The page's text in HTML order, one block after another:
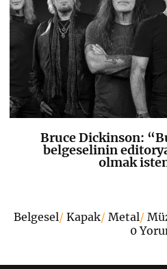
K
Bruce Dickinson:
belgeselinin
olmak
Belgesel/Kapak/Metal/
0